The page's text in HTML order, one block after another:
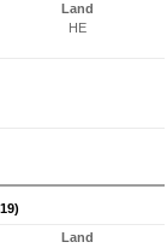
Land
HE
Land